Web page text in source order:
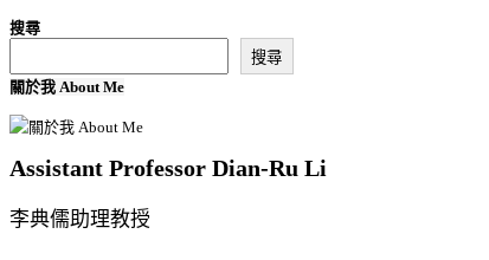
搜尋
搜尋
關於我 About Me
Assistant Professor Dian-Ru Li
李典儒助理教授